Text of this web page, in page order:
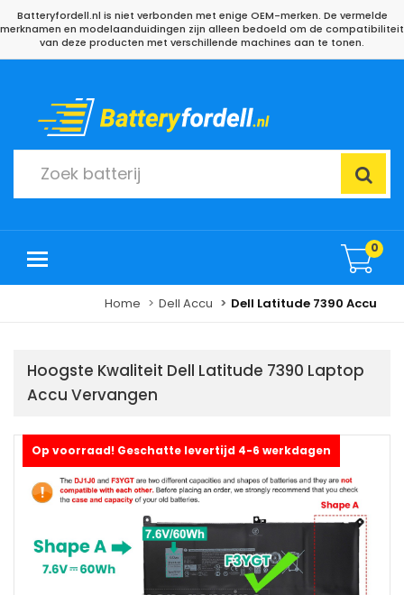
Batteryfordell.nl is niet verbonden met enige OEM-merken. De vermelde
merknamen en modelaanduidingen zijn alleen bedoeld om de compatibiliteit
van deze producten met verschillende machines aan te tonen.
0
Home Dell Accu Dell Latitude 7390 Accu
Hoogste Kwaliteit Dell Latitude 7390 Laptop
Accu Vervangen
Op voorraad! Geschatte levertijd 4-6 werkdagen